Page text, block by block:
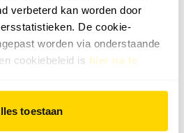
verbeterd kan worden door
De cookie-
worden via onderstaande
cookiebeleid is hier na te
toestaan
je van onze website vindt.